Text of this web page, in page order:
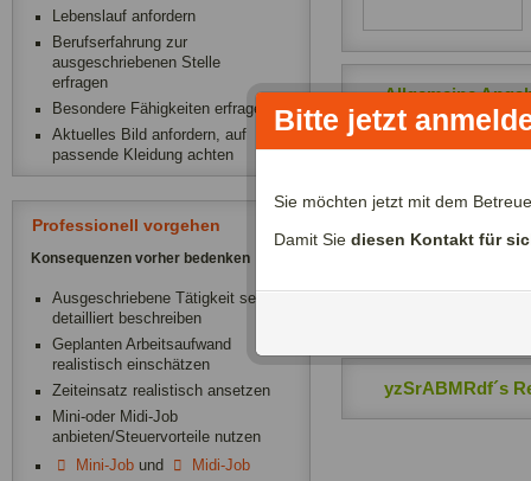
Lebenslauf anfordern
Berufserfahrung zur
ausgeschriebenen Stelle
erfragen
Besondere Fähigkeiten erfragen
Aktuelles Bild anfordern, auf
passende Kleidung achten
Professionell vorgehen
Konsequenzen vorher bedenken
Ausgeschriebene Tätigkeit sehr
detailliert beschreiben
Geplanten Arbeitsaufwand
realistisch einschätzen
Zeiteinsatz realistisch ansetzen
Mini-oder Midi-Job
anbieten/Steuervorteile nutzen
Mini-Jobund
Midi-Job
Allgemeine
yzSrABMRdf´s
yzSrABMRdf´s
Bitte jetzt
Sie möchten jetzt mit dem
Damit Sie diesen Kontakt für